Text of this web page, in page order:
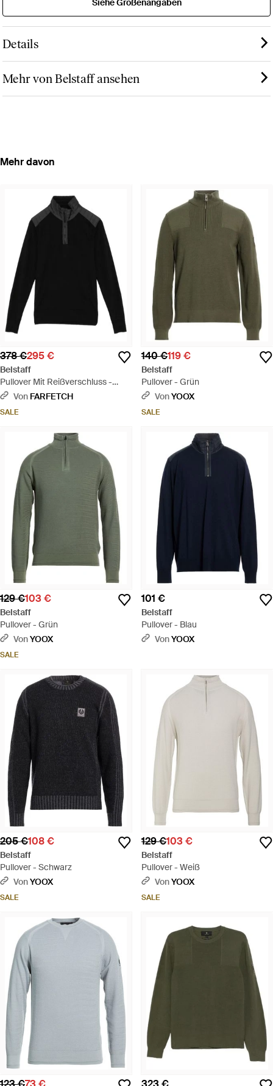
Siehe Größenangaben
Details
Mehr von Belstaff ansehen
Mehr davon
378 €295 €
Belstaff
Pullover Mit Reißverschluss -
Schwarz
Von FARFETCH
SALE
140 €119 €
Belstaff
Pullover - Grün
VonYOOX
SALE
129 €103 €
Belstaff
Pullover - Grün
VonYOOX
SALE
101 €
Belstaff
Pullover - Blau
VonYOOX
205 €108 €
Belstaff
Pullover - Schwarz
VonYOOX
SALE
129 €103 €
Belstaff
Pullover - Weiß
VonYOOX
SALE